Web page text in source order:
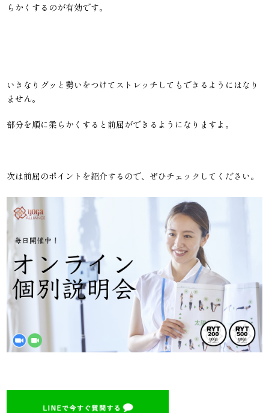
らかくするのが有効です。
いきなりグッと勢いをつけてストレッチしてもできるようにはなり
ません。
部分を順に柔らかくすると前屈ができるようになりますよ。
次は前屈のポイントを紹介するので、ぜひチェックしてください。